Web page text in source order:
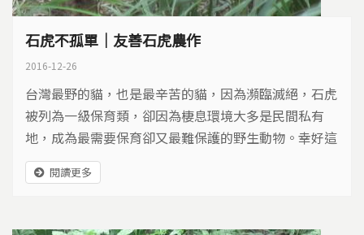
石虎不孤單｜友善石虎農作
2016-12-26
台灣最野的貓，也是最辛苦的貓，因為瀕臨滅絕，石虎
被列為一級保育類，卻因為棲息環境大多是民間私有
地，成為最需要保育卻又最難保護的野生動物。幸好這
幾年有一些轉變，關心牠們的，不再只有第一線研究人
員，還有更多人努力想把石虎從瀕臨絕種的危崖拉回
閱讀更多